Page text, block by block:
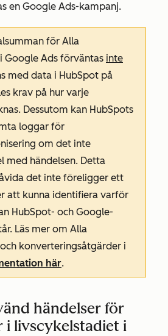
en Google Ads-kampanj.
för Alla
i Google Ads förväntas inte
med data i HubSpot på
krav på hur varje
Dessutom kan HubSpots
loggar för
om det inte
med händelsen. Detta
det inte föreligger ett
att kunna identifiera varför
HubSpot- och Google-
Läs mer om Alla
konverteringsåtgärder i
här.
händelser för
i livscykelstadiet i